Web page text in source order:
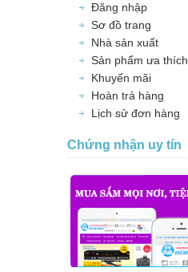
Đăng nhập
Sơ đồ trang
Nhà sản xuất
Sản phẩm ưa thích
Khuyến mãi
Hoàn trả hàng
Lịch sử đơn hàng
Chứng nhận uy tín